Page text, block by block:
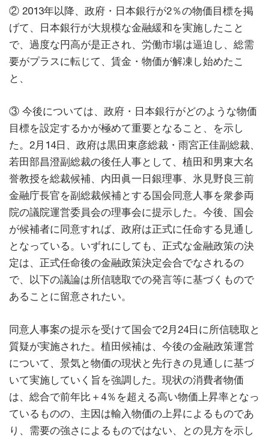
② 2013年以降、政府・日本銀行が2％の物価目標を掲
げて、日本銀行が大規模な金融緩和を実施したこと
で、過度な円高が是正され、労働市場は逼迫し、総需
要がプラスに転じて、賃金・物価が解凍し始めたこ
と、
③ 今後については、政府・日本銀行がどのような物価
目標を設定するかが極めて重要となること、を示し
た。2月14日、政府は黒田東彦総裁・雨宮正佳副総裁、
若田部昌澄副総裁の後任人事として、植田和男東大名
誉教授を総裁候補、内田眞一日銀理事、氷見野良三前
金融庁長官を副総裁候補とする国会同意人事を衆参両
院の議院運営委員会の理事会に提示した。今後、国会
が候補者に同意すれば、政府は正式に任命する見通し
となっている。いずれにしても、正式な金融政策の決
定は、正式任命後の金融政策決定会合でなされるの
で、以下の議論は所信聴取での発言等に基づくもので
あることに留意されたい。
同意人事案の提示を受けて国会で2月24日に所信聴取と
質疑が実施された。植田候補は、今後の金融政策運営
について、景気と物価の現状と先行きの見通しに基づ
いて実施していく旨を強調した。現状の消費者物価
は、総合で前年比＋4％を超える高い物価上昇率となっ
ているものの、主因は輸入物価の上昇によるものであ
り、需要の強さによるものではない、との見方を示し